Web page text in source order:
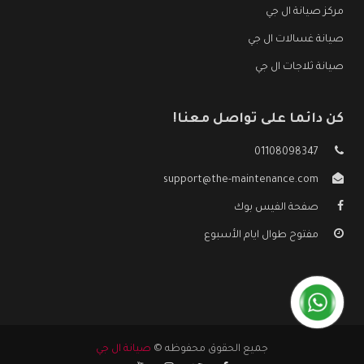
مركز صيانة ال جي
صيانة غسالات ال جي
صيانة ثلاجات ال جي
كن دائما على تواصل معنا!
01108098347
support@the-maintenance.com
صفحة الفيس بوك
مفتوح طوال ايام الأسبوع
جميع الحقوق محفوظه © صيانة ال جي